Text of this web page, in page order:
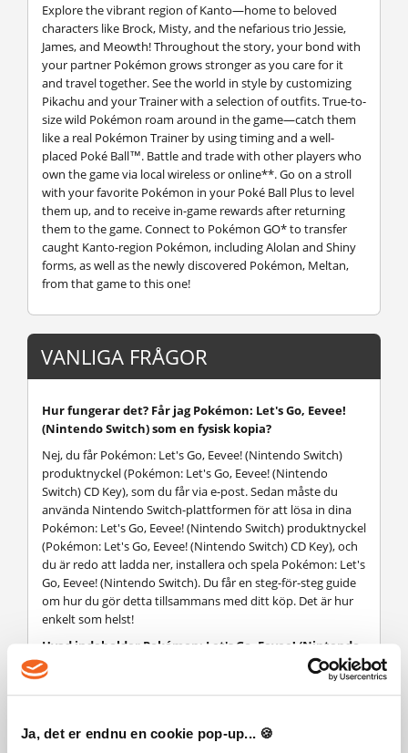
Ja, det er endnu en cookie pop-up... 🍪
Explore the vibrant region of Kanto—home to beloved
characters like Brock, Misty, and the nefarious trio Jessie,
James, and Meowth! Throughout the story, your bond with
your partner Pokémon grows stronger as you care for it
and travel together. See the world in style by customizing
Pikachu and your Trainer with a selection of outfits. True-to-
size wild Pokémon roam around in the game—catch them
like a real Pokémon Trainer by using timing and a well-
placed Poké Ball™. Battle and trade with other players who
own the game via local wireless or online**. Go on a stroll
with your favorite Pokémon in your Poké Ball Plus to level
them up, and to receive in-game rewards after returning
them to the game. Connect to Pokémon GO* to transfer
caught Kanto-region Pokémon, including Alolan and Shiny
forms, as well as the newly discovered Pokémon, Meltan,
from that game to this one!
VANLIGA FRÅGOR
Hur fungerar det? Får jag Pokémon: Let's Go, Eevee!
(Nintendo Switch) som en fysisk kopia?
Nej, du får Pokémon: Let's Go, Eevee! (Nintendo Switch)
produktnyckel (Pokémon: Let's Go, Eevee! (Nintendo
Switch) CD Key), som du får via e-post. Sedan måste du
använda Nintendo Switch-plattformen för att lösa in dina
Pokémon: Let's Go, Eevee! (Nintendo Switch) produktnyckel
(Pokémon: Let's Go, Eevee! (Nintendo Switch) CD Key), och
du är redo att ladda ner, installera och spela Pokémon: Let's
Go, Eevee! (Nintendo Switch). Du får en steg-för-steg guide
om hur du gör detta tillsammans med ditt köp. Det är hur
enkelt som helst!
Hvad indeholder Pokémon: Let's Go, Eevee! (Nintendo
Switch)? Får jeg samme indhold som hos Nintendo
eShop?
(Nintendo Switch) som digital download til Nintendo eShop.